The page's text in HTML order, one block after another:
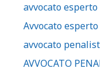
avvocato
Avvocato
avvocato
AVVOCATO